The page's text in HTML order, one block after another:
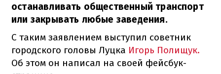
останавливать общественный транспорт
или закрывать любые заведения.
С таким заявлением выступил советник
городского головы Луцка Игорь Полищук.
Об этом он написал на своей фейсбук-